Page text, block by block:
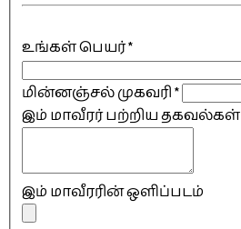
உங்கள் பெயர்*
மின்னஞ்சல் முகவரி*
இம் மாவீரர் பற்றிய தகவல்கள்
இம் மாவீரரின் ஒளிப்படம்